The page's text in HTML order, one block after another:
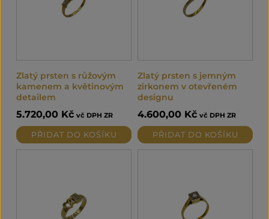
Zlatý prsten s růžovým
kamenem a květinovým
detailem
5.720,00 Kč vč DPH ZR
PŘIDAT DO KOŠÍKU
Zlatý prsten s jemným
zirkonem v otevřeném
designu
4.600,00 Kč vč DPH ZR
PŘIDAT DO KOŠÍKU